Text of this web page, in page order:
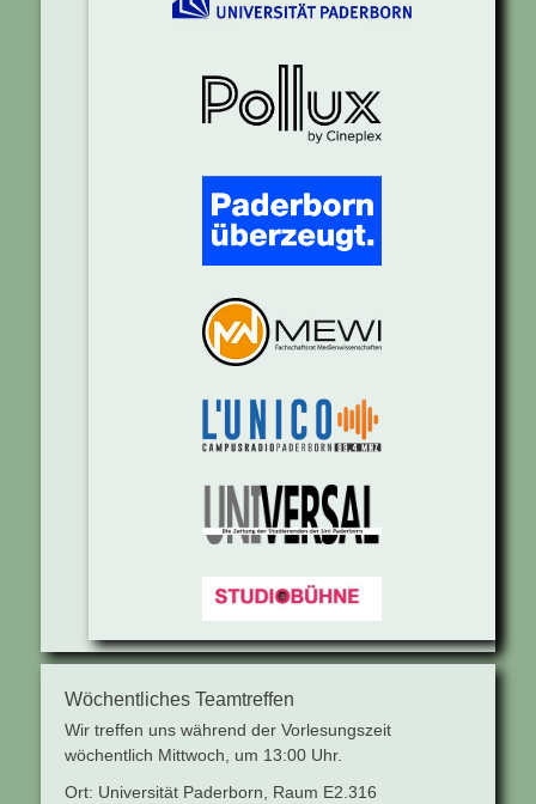
Wöchentliches Teamtreffen
Wir treffen uns während der Vorlesungszeit
wöchentlich Mittwoch, um 13:00 Uhr.
Ort: Universität Paderborn, Raum E2.316